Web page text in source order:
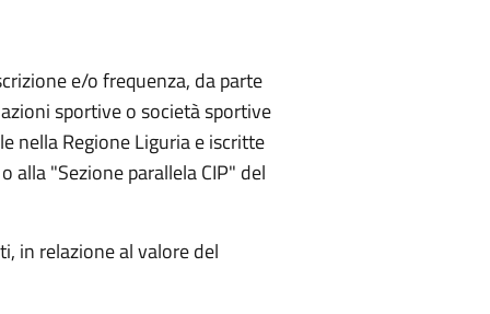
e/o frequenza, da parte
sportive o società sportive
nella Regione Liguria e iscritte
alla "Sezione parallela CIP" del
in relazione al valore del